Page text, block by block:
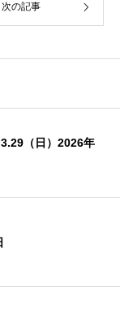
次の記事
（日）2026年